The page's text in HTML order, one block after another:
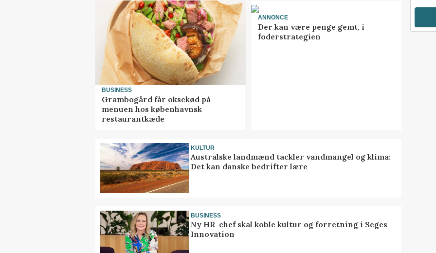
BUSINESS
Grambogård får oksekød på
menuen hos københavnsk
restaurantkæde
ANNONCE
Der kan være penge gemt, i
foderstrategien
KULTUR
Australske landmænd tackler vandmangel og klima:
Det kan danske bedrifter lære
BUSINESS
Ny HR-chef skal koble kultur og forretning i Seges
Innovation